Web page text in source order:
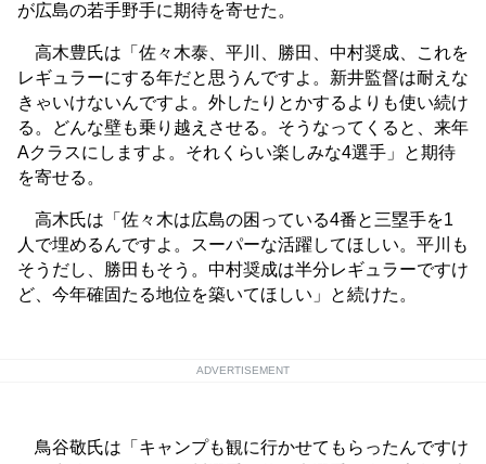
が広島の若手野手に期待を寄せた。
高木豊氏は「佐々木泰、平川、勝田、中村奨成、これを
レギュラーにする年だと思うんですよ。新井監督は耐えな
きゃいけないんですよ。外したりとかするよりも使い続け
る。どんな壁も乗り越えさせる。そうなってくると、来年
Aクラスにしますよ。それくらい楽しみな4選手」と期待
を寄せる。
高木氏は「佐々木は広島の困っている4番と三塁手を1
人で埋めるんですよ。スーパーな活躍してほしい。平川も
そうだし、勝田もそう。中村奨成は半分レギュラーですけ
ど、今年確固たる地位を築いてほしい」と続けた。
ADVERTISEMENT
鳥谷敬氏は「キャンプも観に行かせてもらったんですけ